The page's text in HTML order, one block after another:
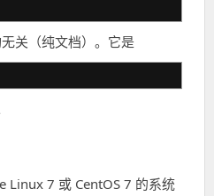
关（纯文档）。它是
Linux 7 或 CentOS 7 的系统